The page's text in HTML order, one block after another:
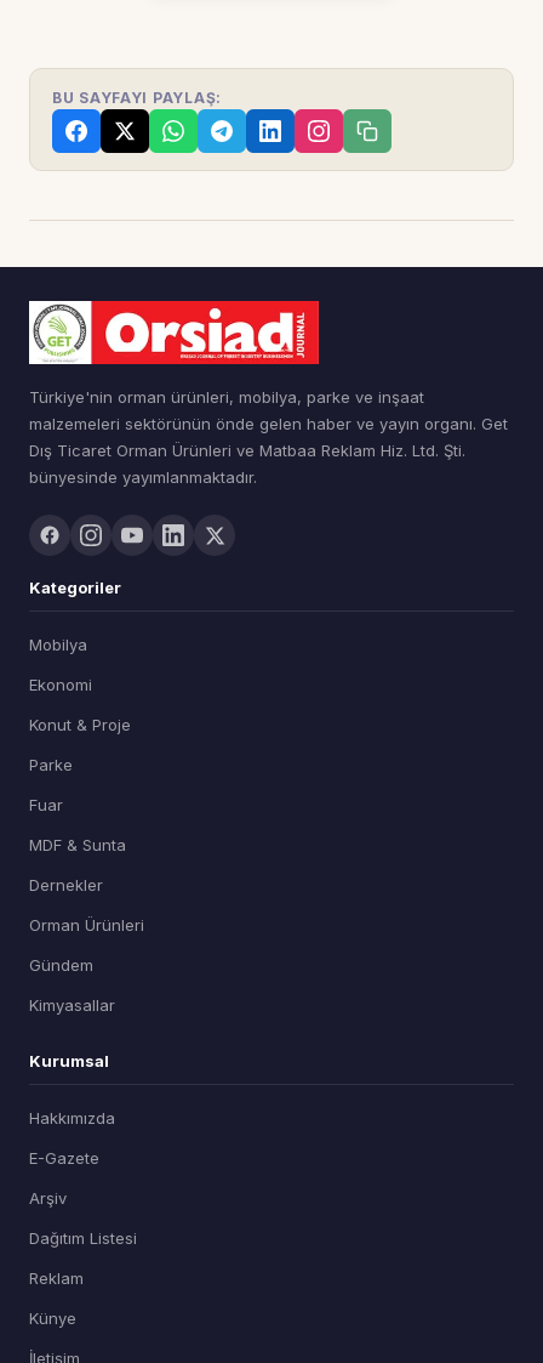
BU SAYFAYI PAYLAŞ:
Türkiye'nin orman ürünleri, mobilya, parke ve inşaat
malzemeleri sektörünün önde gelen haber ve yayın organı. Get
Dış Ticaret Orman Ürünleri ve Matbaa Reklam Hiz. Ltd. Şti.
bünyesinde yayımlanmaktadır.
Kategoriler
Mobilya
Ekonomi
Konut & Proje
Parke
Fuar
MDF & Sunta
Dernekler
Orman Ürünleri
Gündem
Kimyasallar
Kurumsal
Hakkımızda
E-Gazete
Arşiv
Dağıtım Listesi
Reklam
Künye
İletişim